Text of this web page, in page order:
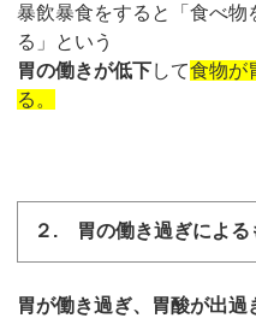
暴飲暴食をすると「食べ物
る」という
胃の働きが低下して食物が
る。
２. 胃の働き過ぎによる
胃が働き過ぎ、胃酸が出過